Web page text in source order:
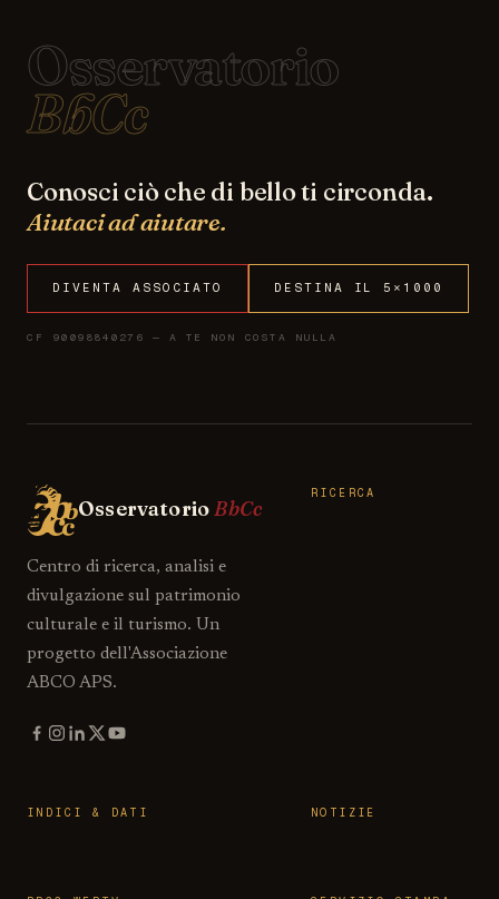
Osservatorio
BbCc
Conosci ciò che di bello ti circonda.
Aiutaci ad aiutare.
DIVENTA ASSOCIATO DESTINA IL 5×1000
CF 90098840276 — A TE NON COSTA NULLA
OsservatorioBbCc
Centro di ricerca, analisi e
divulgazione sul patrimonio
culturale e il turismo. Un
progetto dell'Associazione
ABCO APS.
RICERCA
INDICI & DATI NOTIZIE